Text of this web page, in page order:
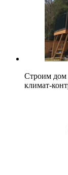
Строим дом
климат-